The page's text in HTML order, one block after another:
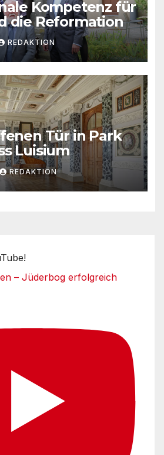
Kompetenz für
die Reformation
REDAKTION
Tür in Park
Luisium
REDAKTION
– Jüderbog erfolgreich